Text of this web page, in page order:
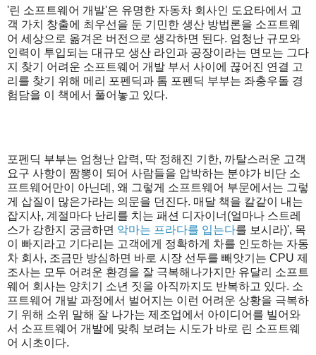
'린 소프트웨어 개발'은 유명한 자동차 회사인 도요타에서 고
객 가치 창출에 최우선을 둔 기민한 생산 방법론을 소프트웨
어 세상으로 옮겨온 버전으로 생각하면 된다. 엄청난 규모와
인력이 투입되는 대규모 생산 라인과 공장이라는 면모는 그다
지 찾기 어려운 소프트웨어 개발 부서 사이에 끊어진 연결 고
리를 찾기 위해 메리 포펜딕과 톰 포펜딕 부부는 좌충우돌 경
험담을 이 책에서 풀어놓고 있다.
포펜딕 부부는 엄청난 압력, 딱 정해진 기한, 까탈스러운 고객
요구 사항이 짬뽕이 되어 사람들을 압박하는 분야가 비단 소
프트웨어만이 아닌데, 왜 그렇게 소프트웨어 부문에서는 그렇
게 삽질이 많은가라는 의문을 던진다. 매달 책을 칼같이 내는
잡지사, 계절마다 난리를 치는 패션 디자이너(얼마나 스트레
스가 강한지 궁금하면 악마는 프라다를 입는다를 보시라)', 목
이 빠지라고 기다리는 고객에게 정확하게 차를 인도하는 자동
차 회사, 조금만 방심하면 바로 시장 선두를 빼앗기는 CPU 제
조사는 모두 어려운 환경을 잘 극복해나가지만 유달리 소프트
웨어 회사는 양치기 소년 짓을 아직까지도 반복하고 있다. 소
프트웨어 개발 과정에서 벌어지는 이런 어려운 상황을 극복하
기 위해 소위 말해 잘 나가는 제조업에서 아이디어를 빌어와
서 소프트웨어 개발에 맞춰 보려는 시도가 바로 린 소프트웨
어 시초이다.